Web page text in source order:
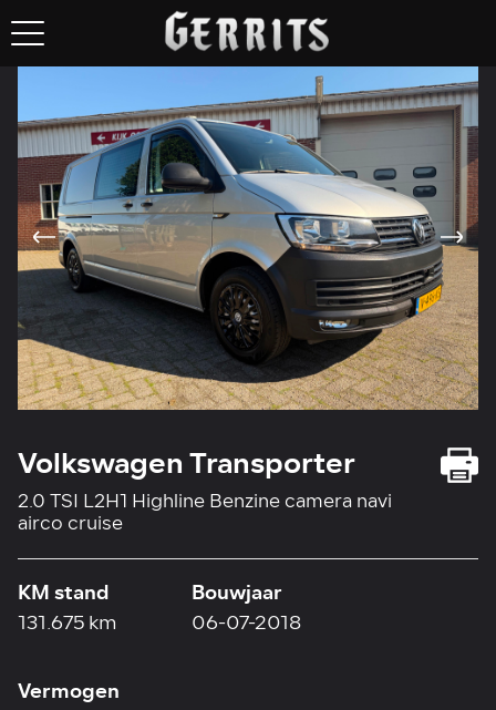
Volkswagen Transporter
2.0 TSI L2H1 Highline Benzine camera navi
airco cruise
KM stand
131.675 km
Bouwjaar
06-07-2018
Vermogen